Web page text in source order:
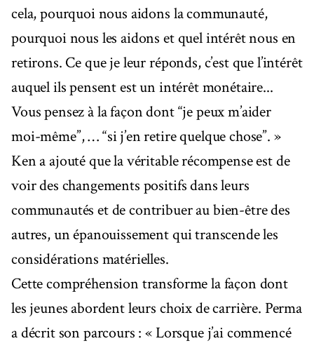
cela, pourquoi nous aidons la communauté,
pourquoi nous les aidons et quel intérêt nous en
retirons. Ce que je leur réponds, c’est que l’intérêt
auquel ils pensent est un intérêt monétaire...
Vous pensez à la façon dont “je peux m’aider
moi-même”, … “si j’en retire quelque chose”. »
Ken a ajouté que la véritable récompense est de
voir des changements positifs dans leurs
communautés et de contribuer au bien-être des
autres, un épanouissement qui transcende les
considérations matérielles.
Cette compréhension transforme la façon dont
les jeunes abordent leurs choix de carrière. Perma
a décrit son parcours : « Lorsque j’ai commencé